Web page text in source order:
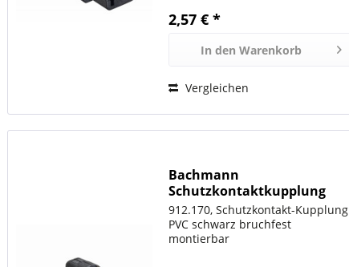
2,57 € *
In den Warenkorb
Vergleichen
Bachmann
Schutzkontaktkupplung
schwarz
912.170, Schutzkontakt-Kupplung
PVC schwarz bruchfest
montierbar